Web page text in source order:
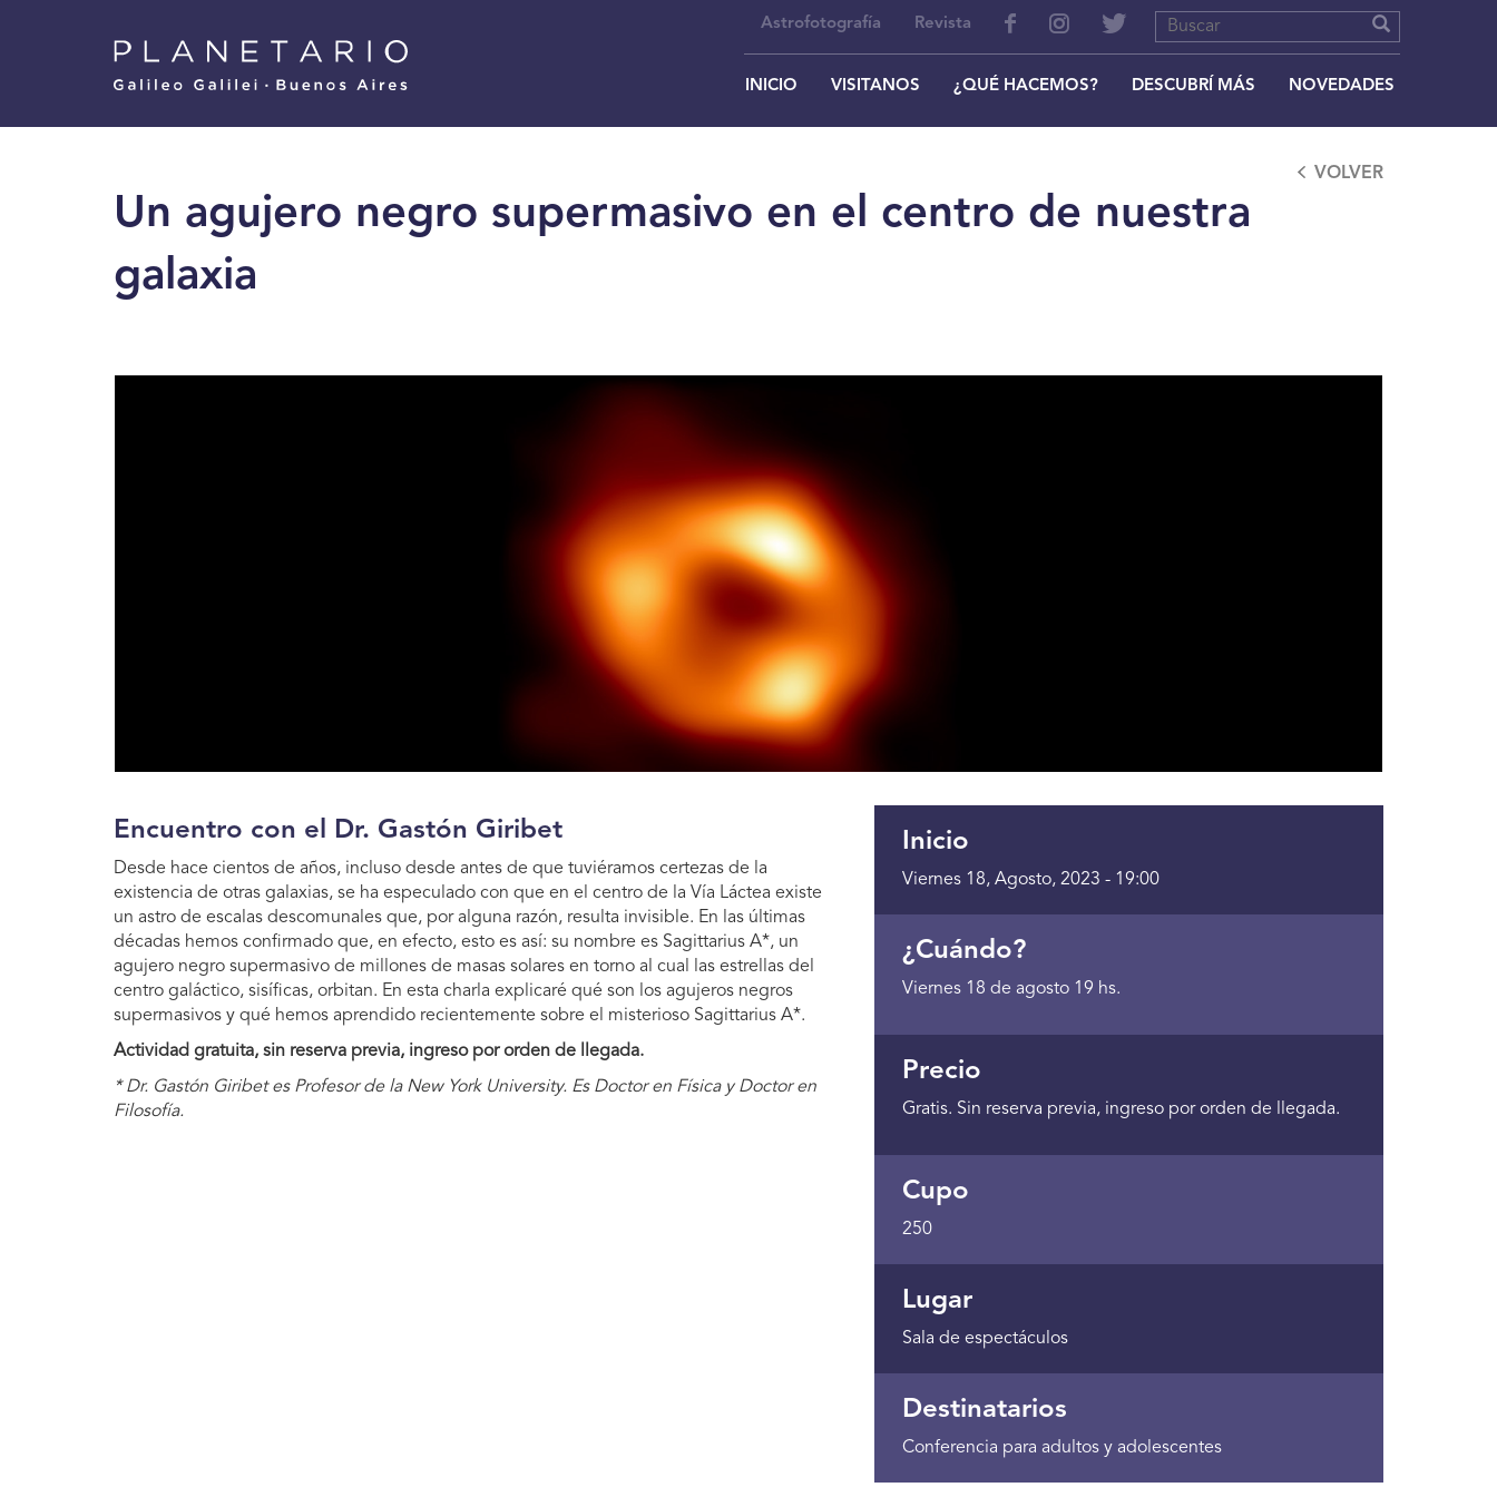
Superior
Astrofotografía Revista
INICIO VISITANOS ¿QUÉ HACEMOS? DESCUBRÍ MÁS NOVEDADES
Un agujero negro supermasivo en el centro de nuestra
galaxia
VOLVER
Encuentro con el Dr. Gastón Giribet
Desde hace cientos de años, incluso desde antes de que tuviéramos certezas de la
existencia de otras galaxias, se ha especulado con que en el centro de la Vía Láctea existe
un astro de escalas descomunales que, por alguna razón, resulta invisible. En las últimas
décadas hemos confirmado que, en efecto, esto es así: su nombre es Sagittarius A*, un
agujero negro supermasivo de millones de masas solares en torno al cual las estrellas del
centro galáctico, sisíficas, orbitan. En esta charla explicaré qué son los agujeros negros
supermasivos y qué hemos aprendido recientemente sobre el misterioso Sagittarius A*.
Actividad gratuita, sin reserva previa, ingreso por orden de llegada.
* Dr. Gastón Giribet es Profesor de la New York University. Es Doctor en Física y Doctor en
Filosofía.
Inicio
Viernes 18, Agosto, 2023 - 19:00
¿Cuándo?
Viernes 18 de agosto 19 hs.
Precio
Gratis. Sin reserva previa, ingreso por orden de llegada.
Cupo
250
Lugar
Sala de espectáculos
Destinatarios
Conferencia para adultos y adolescentes